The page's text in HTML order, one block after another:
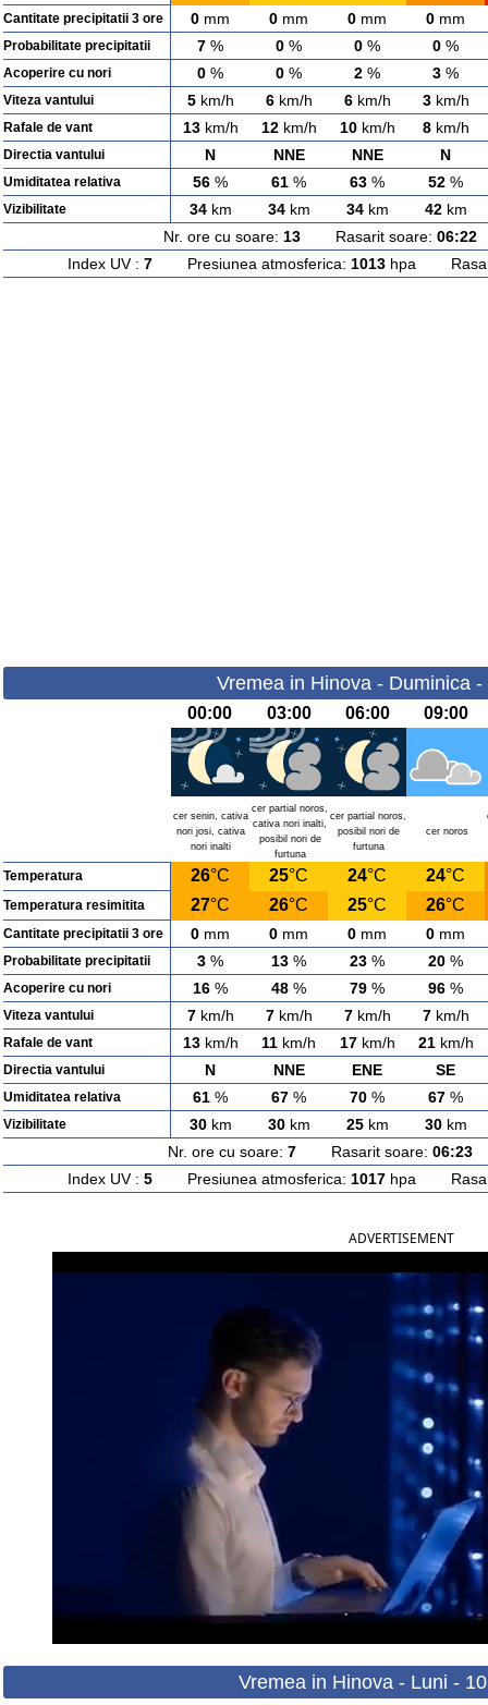
Cantitate precipitatii 3 ore 0 mm 0 mm 0 mm 0 mm
Probabilitate precipitatii 7 % 0 % 0 % 0 %
Acoperire cu nori 0 % 0 % 2 % 3 %
Viteza vantului 5km/h 6km/h 6km/h 3km/h
Rafale de vant 13km/h 12km/h 10km/h 8km/h
Directia vantului N NNE NNE N
Umiditatea relativa 56 % 61 % 63 % 52 %
Vizibilitate 34km 34km 34km 42km
Nr. ore cu soare: 13Rasarit soare: 06:22
Index UV : 7Presiunea atmosferica: 1013hpa
Vremea in Hinova - Duminica
00:00 03:00 06:00 09:00
cer senin, cativa
nori josi, cativa
nori inalti
cer partial noros,
cativa nori inalti,
posibil nori de
furtuna
cer partial noros,
posibil nori de
furtuna
cer noros
Temperatura 26°C 25°C 24°C 24°C
Temperatura resimitita 27°C 26°C 25°C 26°C
Cantitate precipitatii 3 ore 0 mm 0 mm 0 mm 0 mm
Probabilitate precipitatii 3 % 13 % 23 % 20 %
Acoperire cu nori 16 % 48 % 79 % 96 %
Viteza vantului 7km/h 7km/h 7km/h 7km/h
Rafale de vant 13km/h 11 km/h 17km/h 21km/h
Directia vantului N NNE ENE SE
Umiditatea relativa 61 % 67 % 70 % 67 %
Vizibilitate 30km 30km 25km 30km
Nr. ore cu soare: 7Rasarit soare: 06:23
Index UV : 5Presiunea atmosferica: 1017hpa
ADVERTISEMENT
Vremea in Hinova - Luni -